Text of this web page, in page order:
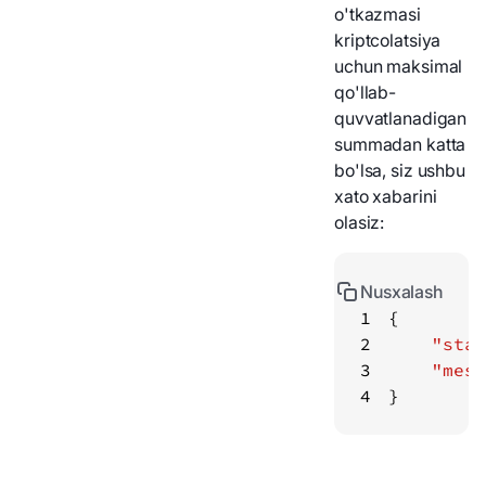
o'tkazmasi
kriptcolatsiya
uchun maksimal
qo'llab-
quvvatlanadigan
summadan katta
bo'lsa, siz ushbu
xato xabarini
olasiz:
1
2
3
4
}
Nusxalash